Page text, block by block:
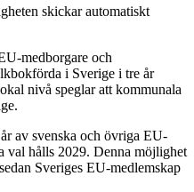
skickar automatiskt
medborgare och
i Sverige i tre år
nivå speglar att kommunala
av svenska och övriga EU-
val hålls 2029. Denna möjlighet
Sveriges EU-medlemskap